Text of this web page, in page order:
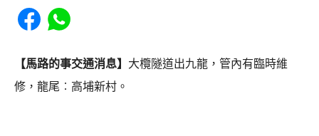
Share to Facebook
Share to WhatsApp
【馬路的事交通消息】 大欖隧道出九龍，管內有臨時維
修，龍尾︰高埔新村。